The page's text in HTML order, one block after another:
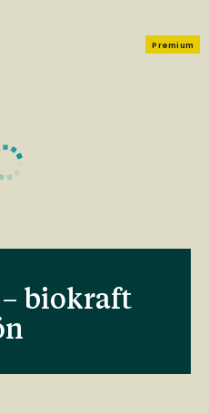
Premium
– biokraft